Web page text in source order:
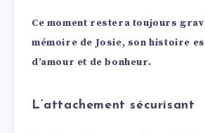
Ce moment restera toujours
mémoire de Josie, son histoire
d’amour et de bonheur.
L’attachement sécurisant